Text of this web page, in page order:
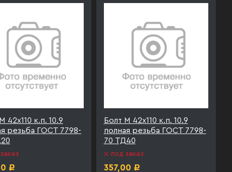
42х110 к.п. 10.9
резьба ГОСТ 7798-
Р
Болт М 42х110 к.п. 10.9
полная резьба ГОСТ 7798-
70 ТД40
под заказ
357,00 Р